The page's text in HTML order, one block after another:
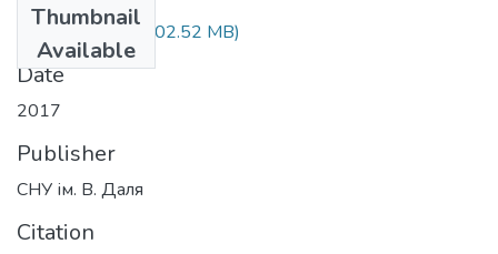
Thumbnail
Available
ЦСР 2017.pdf(102.52 MB)
Date
2017
Publisher
СНУ ім. В. Даля
Citation